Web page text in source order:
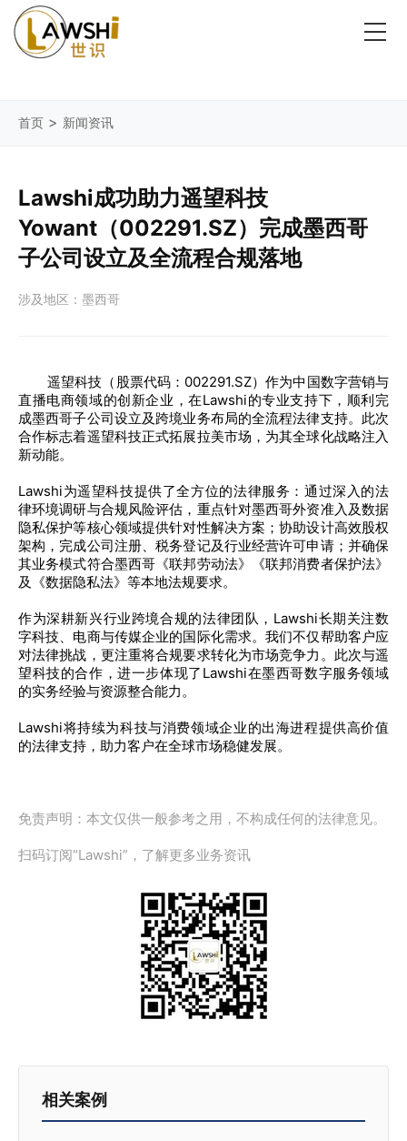
首页 > 新闻资讯
Lawshi成功助力遥望科技
Yowant（002291.SZ）完成墨西哥
子公司设立及全流程合规落地
涉及地区：墨西哥
遥望科技（股票代码：002291.SZ）作为中国数字营销与
直播电商领域的创新企业，在Lawshi的专业支持下，顺利完
成墨西哥子公司设立及跨境业务布局的全流程法律支持。此次
合作标志着遥望科技正式拓展拉美市场，为其全球化战略注入
新动能。
Lawshi为遥望科技提供了全方位的法律服务：通过深入的法
律环境调研与合规风险评估，重点针对墨西哥外资准入及数据
隐私保护等核心领域提供针对性解决方案；协助设计高效股权
架构，完成公司注册、税务登记及行业经营许可申请；并确保
其业务模式符合墨西哥《联邦劳动法》《联邦消费者保护法》
及《数据隐私法》等本地法规要求。
作为深耕新兴行业跨境合规的法律团队，Lawshi长期关注数
字科技、电商与传媒企业的国际化需求。我们不仅帮助客户应
对法律挑战，更注重将合规要求转化为市场竞争力。此次与遥
望科技的合作，进一步体现了Lawshi在墨西哥数字服务领域
的实务经验与资源整合能力。
Lawshi将持续为科技与消费领域企业的出海进程提供高价值
的法律支持，助力客户在全球市场稳健发展。
免责声明：本文仅供一般参考之用，不构成任何的法律意见。
扫码订阅“Lawshi”，了解更多业务资讯
相关案例